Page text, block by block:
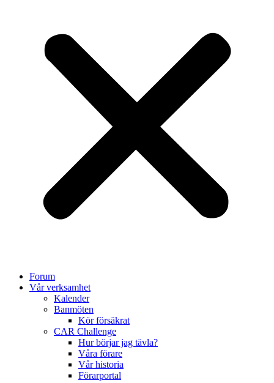
Forum
Vår verksamhet
Kalender
Banmöten
Kör försäkrat
CAR Challenge
Hur börjar jag tävla?
Våra förare
Vår historia
Förarportal